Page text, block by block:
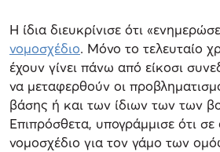
Η ίδια διευκρίνισε ότι
νομοσχέδιο. Μόνο το τελευταίο
έχουν γίνει πάνω από είκοσι
να μεταφερθούν οι
βάσης ή και των ίδιων των των
Επιπρόσθετα, υπογράμμισε ότι
νομοσχέδιο για τον γάμο των